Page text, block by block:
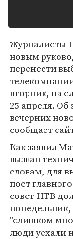
Журналисты
новым
перенести
вторник, на
25 апреля. Об
вечерних
сообщает
Как заявил
вызван
словам, для
пост
совет НТВ
понедельник,
"слишком
люди уехали